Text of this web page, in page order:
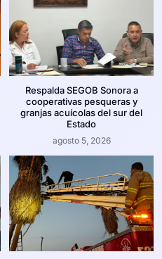
Respalda SEGOB Sonora a
cooperativas pesqueras y
granjas acuícolas del sur del
Estado
agosto 5, 2026